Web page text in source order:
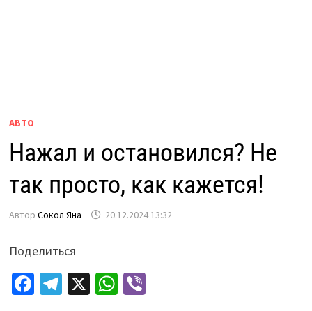
АВТО
Нажал и остановился? Не
так просто, как кажется!
Автор Сокол Яна 20.12.2024 13:32
Поделиться
Fa Te X W Vi